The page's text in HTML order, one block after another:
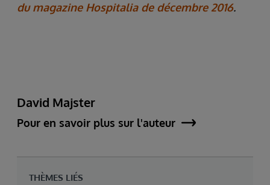
du magazine Hospitalia de décembre 2016.
David Majster
Pour en savoir plus sur l'auteur
THÈMES LIÉS